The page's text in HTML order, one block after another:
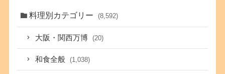
料理別カテゴリー (8,592)
大阪・関西万博 (20)
和食全般 (1,038)